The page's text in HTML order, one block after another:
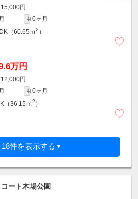
15,000円
礼0ヶ月
（60.65ｍ2 ）
万円
12,000円
礼0ヶ月
（36.15ｍ2 ）
件を表示する ▼
ート木場公園